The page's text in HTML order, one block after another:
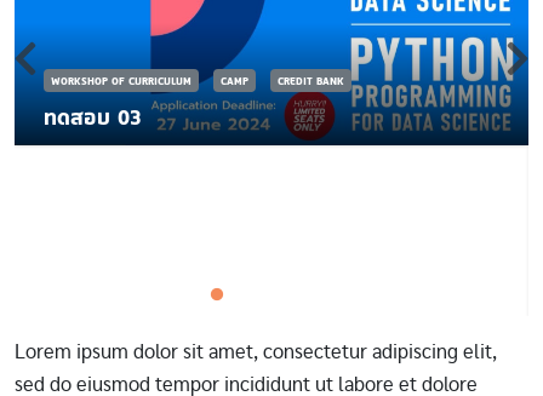
WORKSHOP OF CURRICULUM CAMP CREDIT BANK
ทดสอบ 03
Lorem ipsum dolor sit amet, consectetur adipiscing elit,
sed do eiusmod tempor incididunt ut labore et dolore